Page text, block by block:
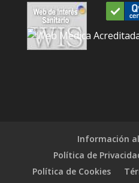
Información
Política de
Política de Cookies